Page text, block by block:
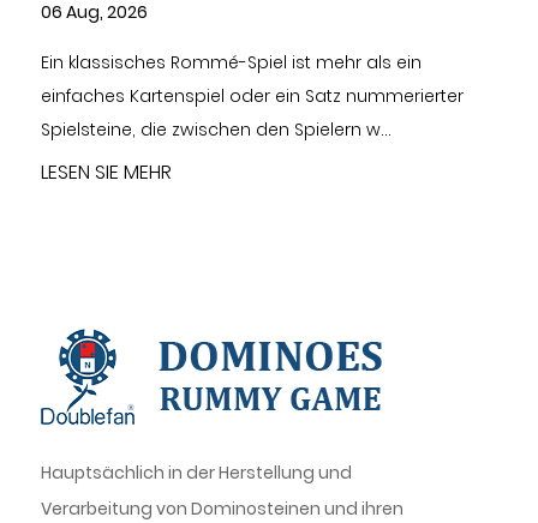
ist mehr als ein
ein Satz nummerierter
Spielern w...
indem man Spielsteine in ein
zieht und nummerierte Rei...
LESEN SIE MEHR
Hauptsächlich in der Herstellung und
Verarbeitung von Dominosteinen und ihren